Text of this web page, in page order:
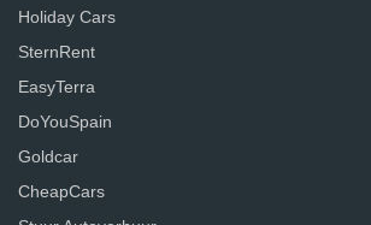
Holiday Cars
SternRent
EasyTerra
DoYouSpain
Goldcar
CheapCars